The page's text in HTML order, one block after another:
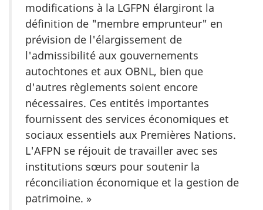
modifications à la LGFPN élargiront la
définition de "membre emprunteur" en
prévision de l'élargissement de
l'admissibilité aux gouvernements
autochtones et aux OBNL, bien que
d'autres règlements soient encore
nécessaires. Ces entités importantes
fournissent des services économiques et
sociaux essentiels aux Premières Nations.
L'AFPN se réjouit de travailler avec ses
institutions sœurs pour soutenir la
réconciliation économique et la gestion de
patrimoine. »